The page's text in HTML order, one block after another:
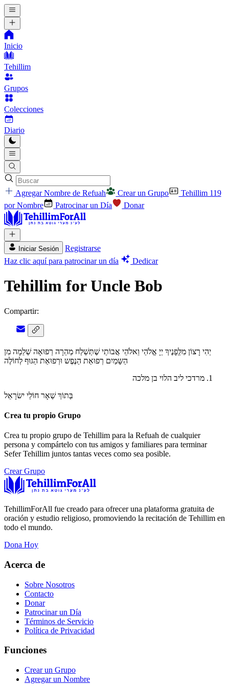
Inicio
Tehillim
Grupos
Colecciones
Diario
Agregar Nombre de Refuah Crear un Grupo
Tehillim 119
por Nombre
Patrocinar un Día Donar
Iniciar Sesión
Registrarse
Haz clic aquí para patrocinar un día
Dedicar
Tehillim for Uncle Bob
Compartir:
יְהִי רָצוֹן מִלְְּפָנֶיךָ יְיָ אֱלֹהַי וֵאלֹהֵי אֲבוֹתַי שֶׁתְּשְׁלַח מְהֵרָה רְפוּאָה שְׁלֵמָה מִן
הַשָּמַיִם רְפוּאַת הַנֶפֶש וּרְפוּאַת הַגּוּף לְחוֹלֶה
מרדכי ליב הלוי בן מלכה
בְּתוֹךְ שְׁאָר חוֹלֵי ישׂרָאֵל
Crea tu propio Grupo
Crea tu propio grupo de Tehillim para la Refuah de cualquier
persona y compártelo con tus amigos y familiares para terminar
Sefer Tehillim juntos tantas veces como sea posible.
Crear Grupo
TehillimForAll fue creado para ofrecer una plataforma gratuita de
oración y estudio religioso, promoviendo la recitación de Tehillim en
todo el mundo.
Dona Hoy
Acerca de
Sobre Nosotros
Contacto
Donar
Patrocinar un Día
Términos de Servicio
Política de Privacidad
Funciones
Crear un Grupo
Agregar un Nombre